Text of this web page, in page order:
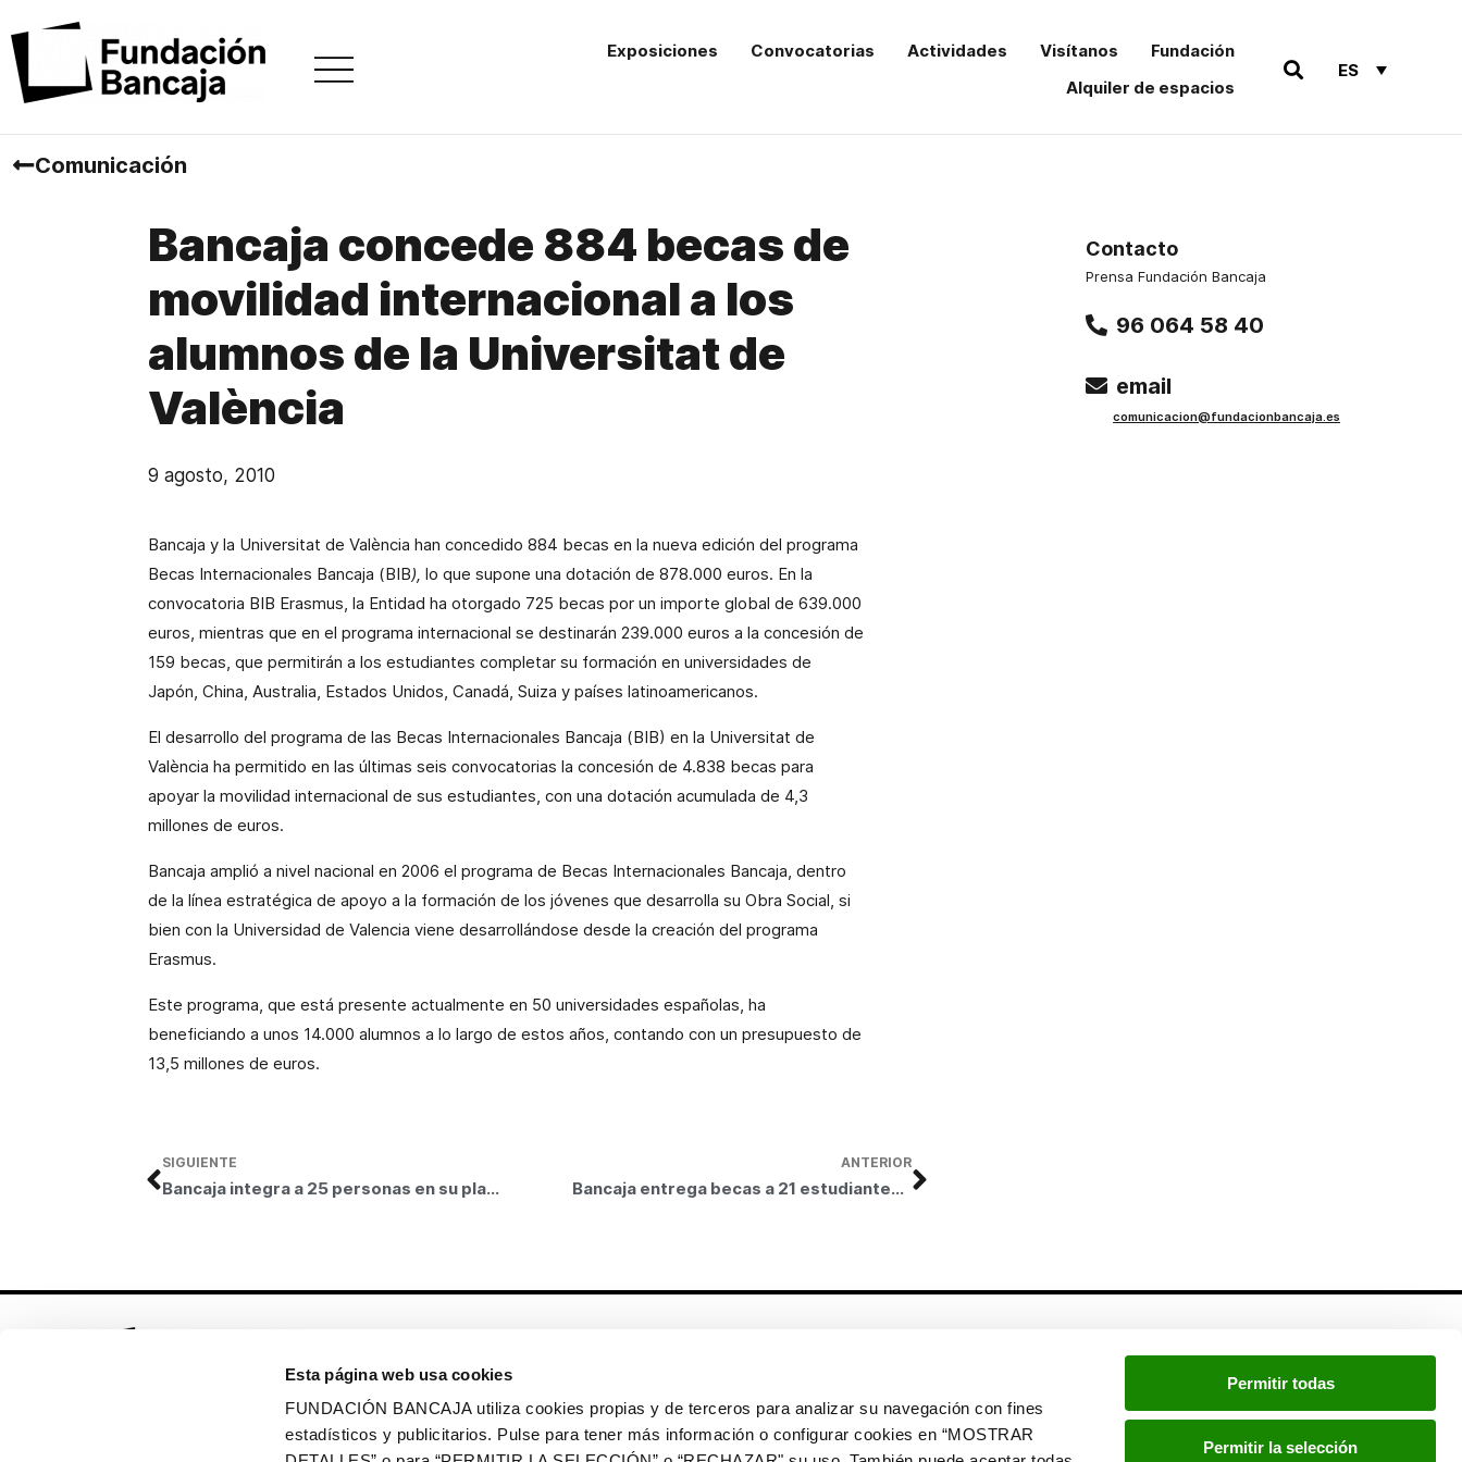
Esta página web usa cookies
FUNDACIÓN BANCAJA utiliza cookies propias y de terceros para analizar su navegación con fines
estadísticos y publicitarios. Pulse para tener más información o configurar cookies en “MOSTRAR
Permitir todas
Permitir la selección
Exposiciones Convocatorias Actividades Visítanos
Fundación
Alquiler de espacios
ES
Comunicación
Bancaja concede 884 becas de
movilidad internacional a los
alumnos de la Universitat de
València
9 agosto, 2010
Bancaja y la Universitat de València han concedido 884 becas en la nueva edición del programa
Becas Internacionales Bancaja (BIB), lo que supone una dotación de 878.000 euros. En la
convocatoria BIB Erasmus, la Entidad ha otorgado 725 becas por un importe global de 639.000
euros, mientras que en el programa internacional se destinarán 239.000 euros a la concesión de
159 becas, que permitirán a los estudiantes completar su formación en universidades de
Japón, China, Australia, Estados Unidos, Canadá, Suiza y países latinoamericanos.
El desarrollo del programa de las Becas Internacionales Bancaja (BIB) en la Universitat de
València ha permitido en las últimas seis convocatorias la concesión de 4.838 becas para
apoyar la movilidad internacional de sus estudiantes, con una dotación acumulada de 4,3
millones de euros.
Bancaja amplió a nivel nacional en 2006 el programa de Becas Internacionales Bancaja, dentro
de la línea estratégica de apoyo a la formación de los jóvenes que desarrolla su Obra Social, si
bien con la Universidad de Valencia viene desarrollándose desde la creación del programa
Erasmus.
Este programa, que está presente actualmente en 50 universidades españolas, ha
beneficiando a unos 14.000 alumnos a lo largo de estos años, contando con un presupuesto de
13,5 millones de euros.
ANTERIOR
Bancaja entrega becas a 21 estudiantes de la Universidad de Málaga para completar su formación universitaria fuera de España
SIGUIENTE
Bancaja integra a 25 personas en su plantilla a través del Programa “Bancaja y la Discapacidad”
Contacto
Prensa Fundación Bancaja
96 064 58 40
email
comunicacion@fundacionbancaja.es
Colección de arte
Solicitud de imágenes de la
colección de arte
Si quieres estar a la última, inscríbete a nuestra
newsletter: